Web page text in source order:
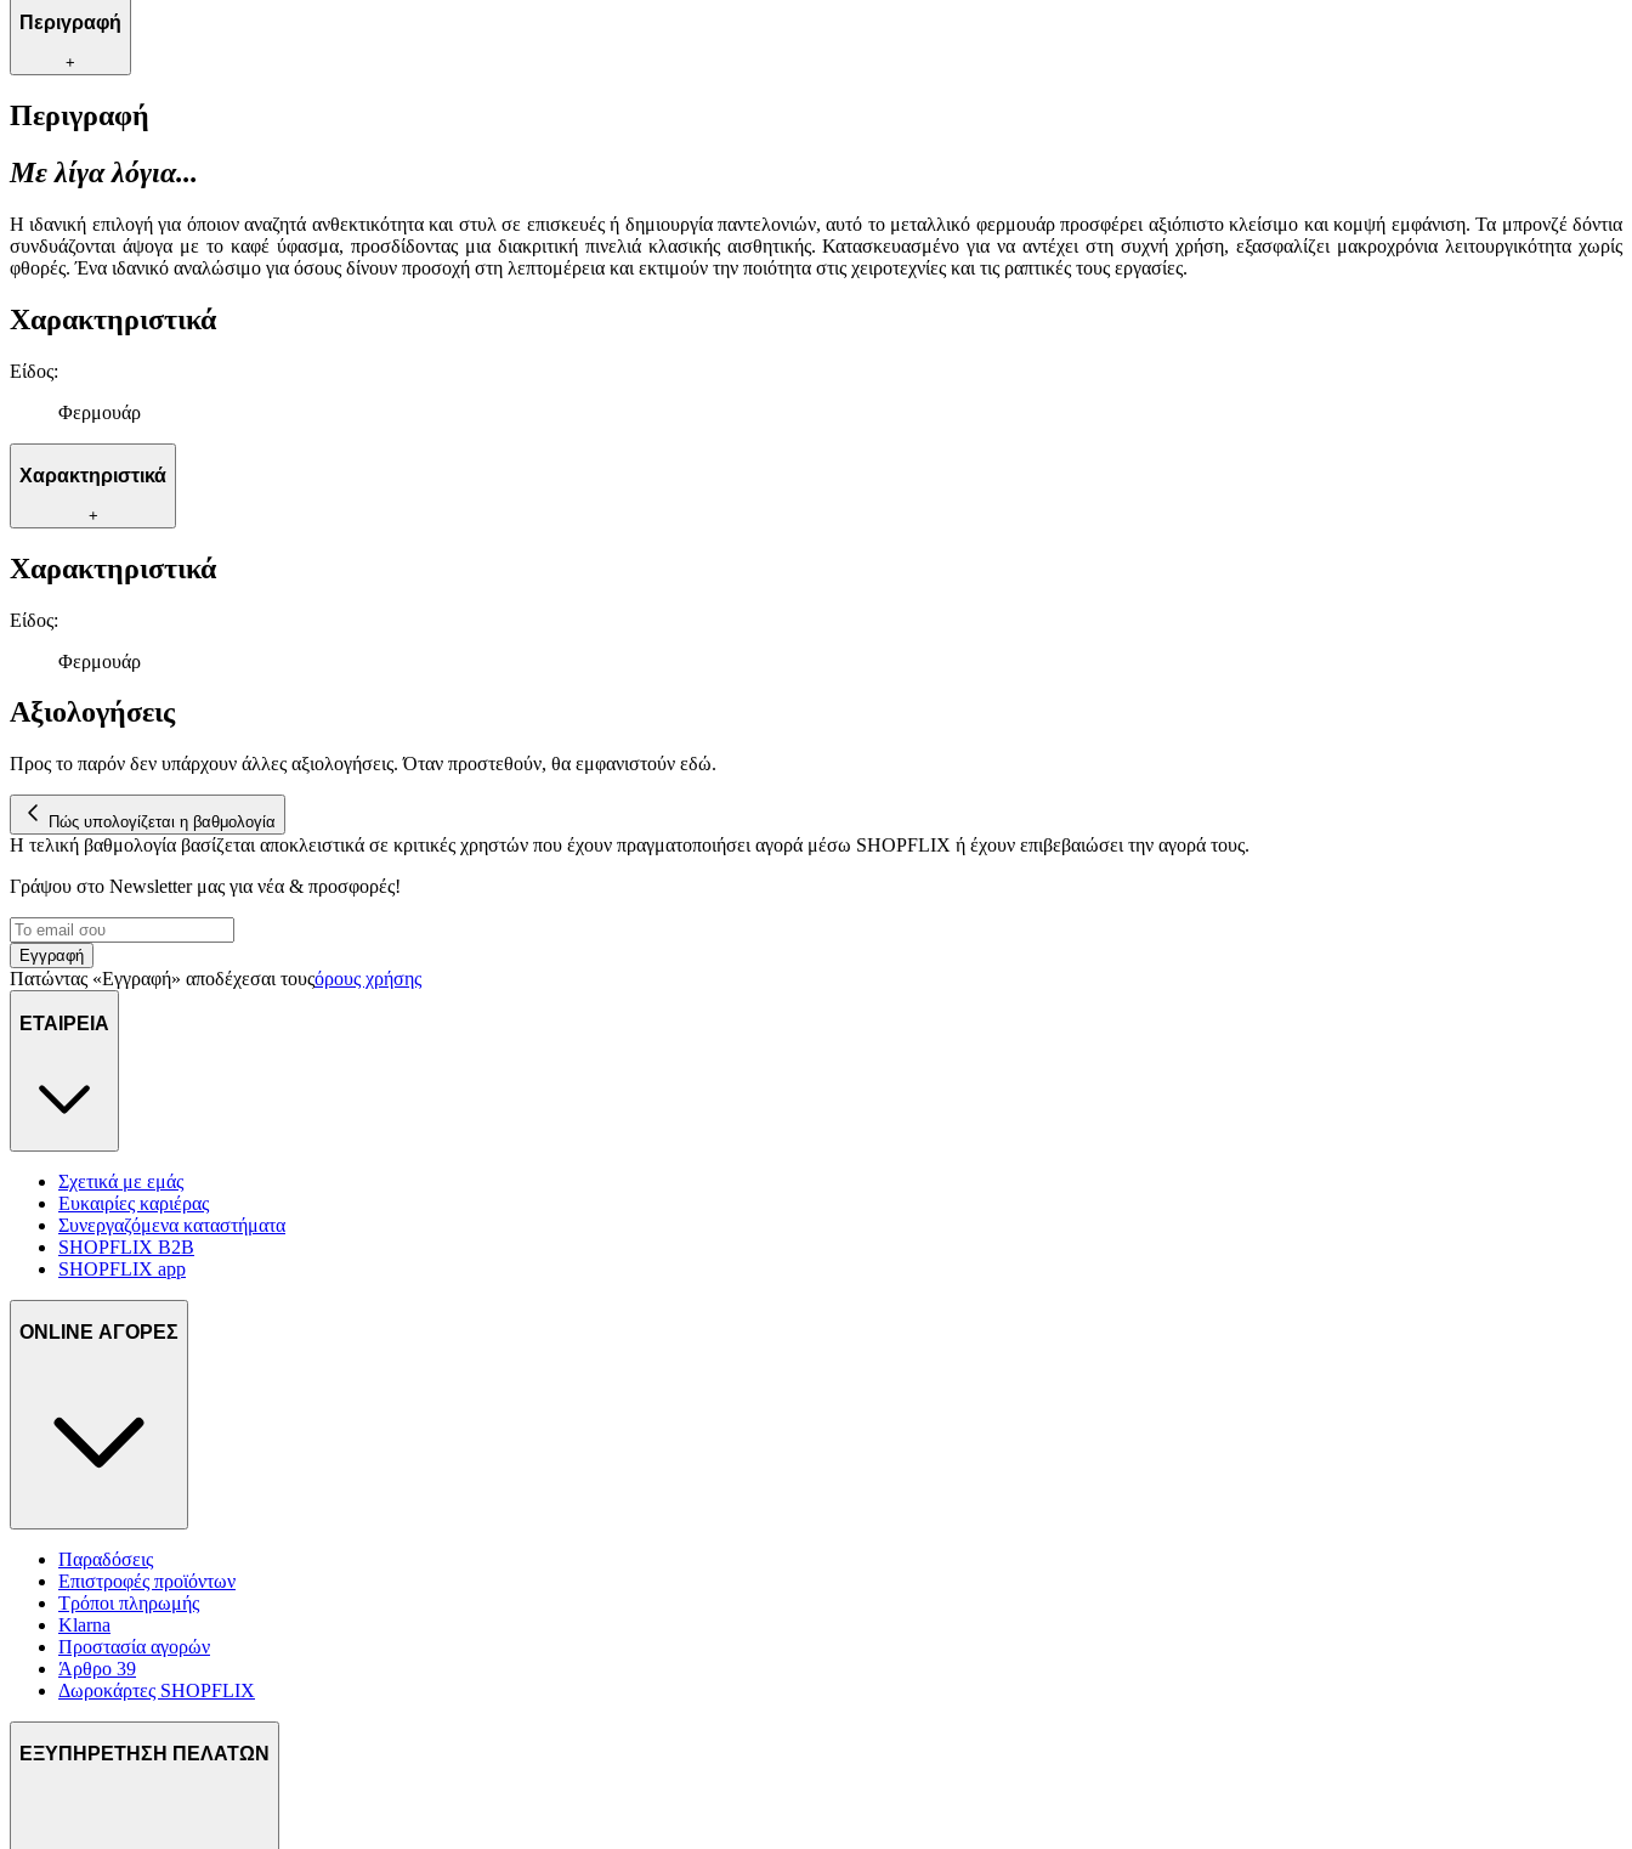
Περιγραφή
+
Περιγραφή
Με λίγα λόγια...
Η ιδανική επιλογή για όποιον αναζητά ανθεκτικότητα και στυλ σε επισκευές ή δημιουργία παντελονιών, αυτό το μεταλλικό φερμουάρ προσφέρει αξιόπιστο κλείσιμο και κομψή εμφάνιση. Τα μπρονζέ δόντια
συνδυάζονται άψογα με το καφέ ύφασμα, προσδίδοντας μια διακριτική πινελιά κλασικής αισθητικής. Κατασκευασμένο για να αντέχει στη συχνή χρήση, εξασφαλίζει μακροχρόνια λειτουργικότητα χωρίς
φθορές. Ένα ιδανικό αναλώσιμο για όσους δίνουν προσοχή στη λεπτομέρεια και εκτιμούν την ποιότητα στις χειροτεχνίες και τις ραπτικές τους εργασίες.
Χαρακτηριστικά
Είδος:
Φερμουάρ
Χαρακτηριστικά
+
Χαρακτηριστικά
Είδος:
Φερμουάρ
Αξιολογήσεις
Προς το παρόν δεν υπάρχουν άλλες αξιολογήσεις. Όταν προστεθούν, θα εμφανιστούν εδώ.
Πώς υπολογίζεται η βαθμολογία
Η τελική βαθμολογία βασίζεται αποκλειστικά σε κριτικές χρηστών που έχουν πραγματοποιήσει αγορά μέσω SHOPFLIX ή έχουν επιβεβαιώσει την αγορά τους.
Γράψου στο Νewsletter μας για νέα & προσφορές!
Εγγραφή
Πατώντας «Εγγραφή» αποδέχεσαι τουςόρους χρήσης
ΕΤΑΙΡΕΙΑ
Σχετικά με εμάς
Ευκαιρίες καριέρας
Συνεργαζόμενα καταστήματα
SHOPFLIX B2B
SHOPFLIX app
ONLINE ΑΓΟΡΕΣ
Παραδόσεις
Επιστροφές προϊόντων
Τρόποι πληρωμής
Klarna
Προστασία αγορών
Άρθρο 39
Δωροκάρτες SHOPFLIX
ΕΞΥΠΗΡΕΤΗΣΗ ΠΕΛΑΤΩΝ